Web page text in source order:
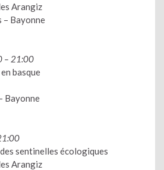
Arangiz
– Bayonne
– 21:00
basque
Bayonne
sentinelles écologiques
Arangiz